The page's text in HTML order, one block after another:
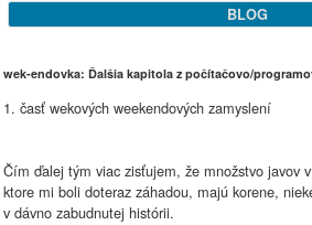
BLOG
wek-endovka: Ďalšia kapitola z počítačovo/
1. časť wekových weekendových zamyslení
Čím ďalej tým viac zisťujem, že množstvo javov
ktore mi boli doteraz záhadou, majú korene,
v dávno zabudnutej histórii.